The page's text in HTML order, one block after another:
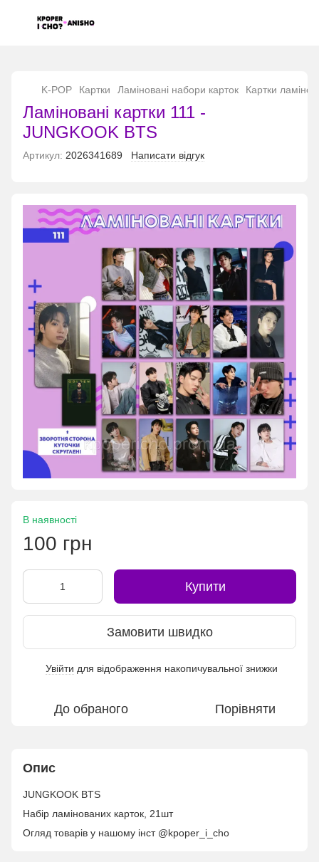
K-POP Картки Ламіновані набори карток Картки
Ламіновані картки 111 -
JUNGKOOK BTS
Артикул: 2026341689 Написати відгук
В наявності
100 грн
Купити
Замовити швидко
Увійти для відображення накопичувальної знижки
До обраного Порівняти
Опис
JUNGKOOK BTS
Набір ламінованих карток, 21шт
Огляд товарів у нашому інст @kpoper_i_cho